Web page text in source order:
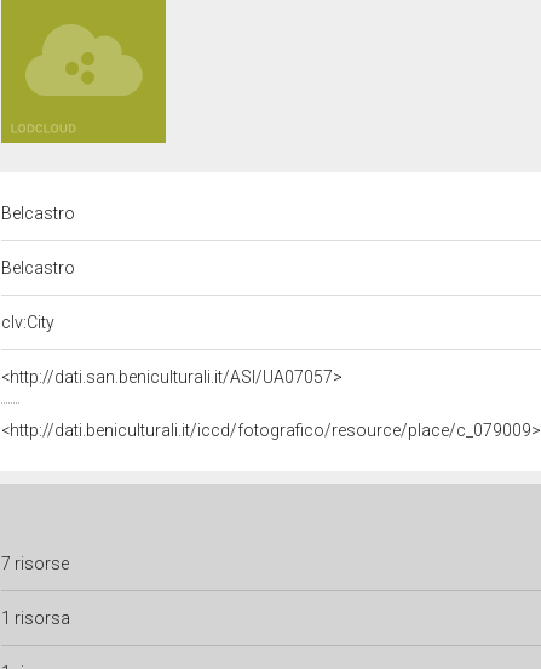
Belcastro
Belcastro
clv:City
<http://dati.san.beniculturali.it/ASI/UA07057>
<http://dati.beniculturali.it/iccd/fotografico/resource/place/c_079009>
7 risorse
1 risorsa